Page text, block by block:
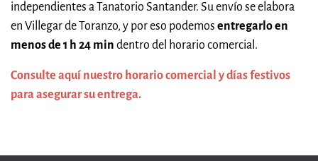
independientes a Tanatorio Santander. Su envío se elabora
en Villegar de Toranzo, y por eso podemos entregarlo en
menos de 1 h 24 min dentro del horario comercial.
Consulte aquí nuestro horario comercial y días festivos
para asegurar su entrega.